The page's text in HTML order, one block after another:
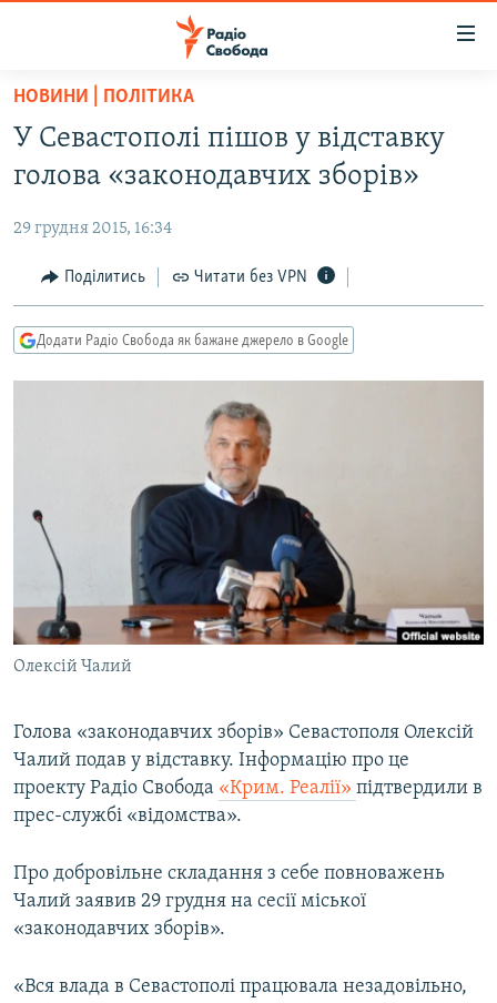
Перейти
основного
матеріалу
до
навігації
Перейти
до
ПОЛІТИКА
ЕКОНОМІКА
КУЛЬТУРА
ВІЙНА
РОСІЙСЬКА «ФІЛЬТРАЦІЯ»
КРИМ.РЕАЛІЇ
МУЛЬТИМЕДІА
ФОТО
СПЕЦПРОЄКТИ
ПОДКАСТИ
РУС
УКР
КТАТ
ДОЛУЧАЙСЯ!
НОВИНИ | ПОЛІТИКА
У Севастополі пішов у відставку
голова «законодавчих зборів»
29 грудня 2015, 16:34
Поділитись Читати без VPN
Додати Радіо Свобода як бажане джерело в Google
Олексій Чалий
Голова «законодавчих зборів» Севастополя Олексій
Чалий подав у відставку. Інформацію про це
проекту Радіо Свобода «Крим. Реалії» підтвердили в
прес-службі «відомства».
Про добровільне складання з себе повноважень
Чалий заявив 29 грудня на сесії міської
«законодавчих зборів».
«Вся влада в Севастополі працювала незадовільно,